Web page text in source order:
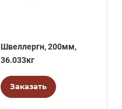
Швеллергн, 200мм,
36.033кг
Заказать